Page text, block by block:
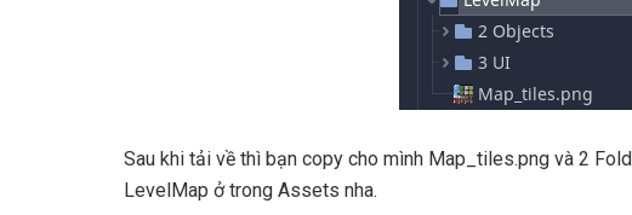
Sau khi tải về thì bạn copy cho mình Map_tiles.png và 2
LevelMap ở trong Assets nha.